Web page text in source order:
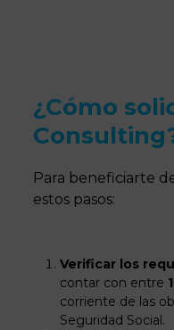
¿Cómo
Para beneficiarte
estos pasos:
Verificar los
contar con entre
corriente de las
Seguridad Social.